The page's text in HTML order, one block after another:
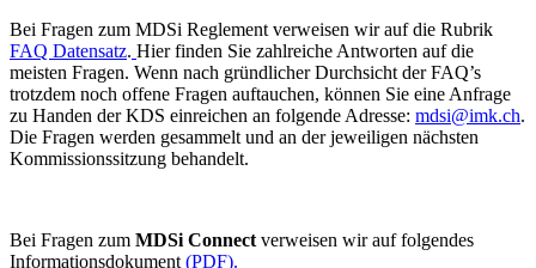
Bei Fragen zum MDSi Reglement verweisen wir auf die Rubrik
FAQ Datensatz. Hier finden Sie zahlreiche Antworten auf die
meisten Fragen. Wenn nach gründlicher Durchsicht der FAQ’s
trotzdem noch offene Fragen auftauchen, können Sie eine Anfrage
zu Handen der KDS einreichen an folgende Adresse: mdsi@imk.ch.
Die Fragen werden gesammelt und an der jeweiligen nächsten
Kommissionssitzung behandelt.
Bei Fragen zum MDSi Connect verweisen wir auf folgendes
Informationsdokument (PDF).